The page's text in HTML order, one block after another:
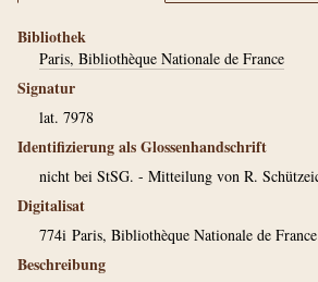
Bibliothek
Paris, Bibliothèque Nationale de France
Signatur
lat. 7978
Identifizierung als Glossenhandschrift
nicht bei StSG. - Mitteilung von R.
Digitalisat
774i Paris, Bibliothèque Nationale de
Beschreibung